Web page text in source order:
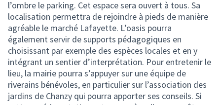
l’ombre le parking. Cet espace sera ouvert à tous. Sa
localisation permettra de rejoindre à pieds de manière
agréable le marché Lafayette. L’oasis pourra
également servir de supports pédagogiques en
choisissant par exemple des espèces locales et en y
intégrant un sentier d’interprétation. Pour entretenir le
lieu, la mairie pourra s’appuyer sur une équipe de
riverains bénévoles, en particulier sur l’association des
jardins de Chanzy qui pourra apporter ses conseils. Si